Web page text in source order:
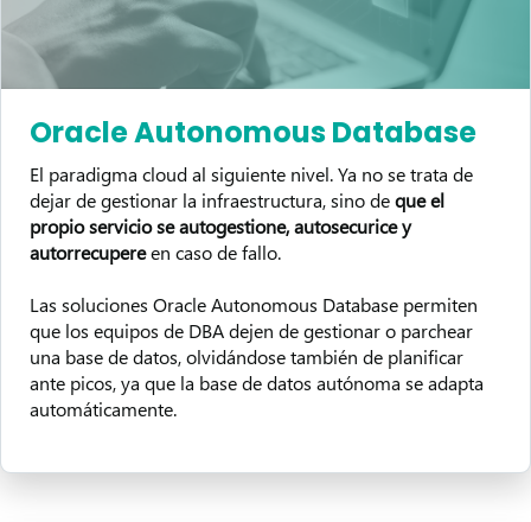
Oracle Autonomous Database
El paradigma cloud al siguiente nivel. Ya no se trata de
dejar de gestionar la infraestructura, sino deque el
propio servicio se autogestione, autosecurice y
autorrecupereen caso de fallo.
Las soluciones Oracle Autonomous Database permiten
que los equipos de DBA dejen de gestionar o parchear
una base de datos, olvidándose también de planificar
ante picos, ya que la base de datos autónoma se adapta
automáticamente.